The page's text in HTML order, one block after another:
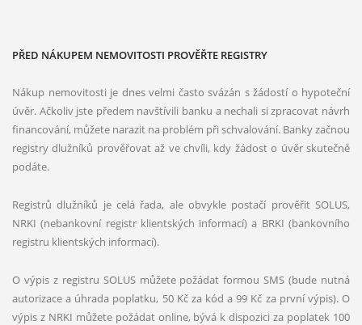
PŘED NÁKUPEM NEMOVITOSTI PROVĚŘTE REGISTRY
Nákup nemovitosti je dnes velmi často svázán s žádostí o hypoteční
úvěr. Ačkoliv jste předem navštívili banku a nechali si zpracovat návrh
financování, můžete narazit na problém při schvalování. Banky začnou
registry dlužníků prověřovat až ve chvíli, kdy žádost o úvěr skutečně
podáte.
Registrů dlužníků je celá řada, ale obvykle postačí prověřit SOLUS,
NRKI (nebankovní registr klientských informací) a BRKI (bankovního
registru klientských informací).
O výpis z registru SOLUS můžete požádat formou SMS (bude nutná
autorizace a úhrada poplatku, 50 Kč za kód a 99 Kč za první výpis). O
výpis z NRKI můžete požádat online, bývá k dispozici za poplatek 100